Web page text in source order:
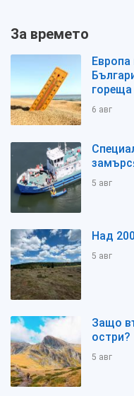
За времето
Европа
6 авг
5 авг
Над
5 авг
Защо
остри?
5 авг